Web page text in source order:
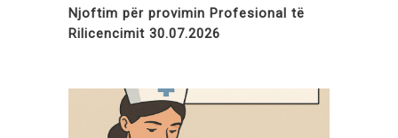
Njoftim për provimin Profesional të
Rilicencimit 30.07.2026